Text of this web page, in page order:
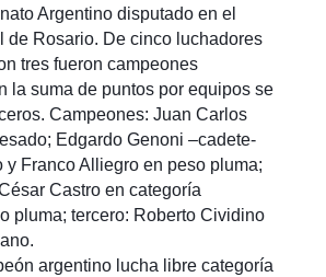
Argentino disputado en el
de Rosario. De cinco luchadores
tres fueron campeones
la suma de puntos por equipos se
Campeones: Juan Carlos
Edgardo Genoni –cadete-
y Franco Alliegro en peso pluma;
Castro en categoría
pluma; tercero: Roberto Cividino
argentino lucha libre categoría